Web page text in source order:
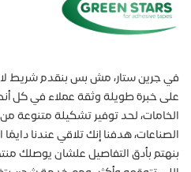
في جرين ستار، مش بس بنقدم شريط
على خبرة طويلة وثقة عملاء في كل
الخامات، لحد توفير تشكيلة متنوعة
الصناعات، هدفنا إنك تلاقي عندنا
بنهتم بأدق التفاصيل علشان يوصلك